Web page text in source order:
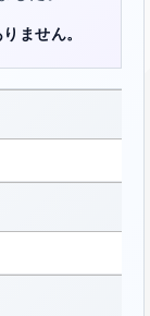
ません。